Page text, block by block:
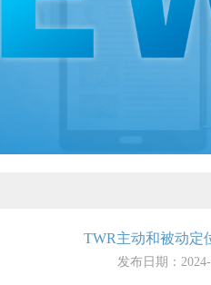
TWR主动和被动定
发布日期：